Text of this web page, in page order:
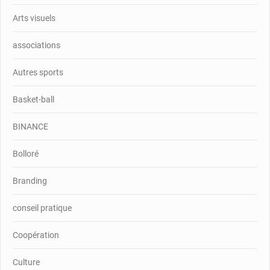
Arts visuels
associations
Autres sports
Basket-ball
BINANCE
Bolloré
Branding
conseil pratique
Coopération
Culture